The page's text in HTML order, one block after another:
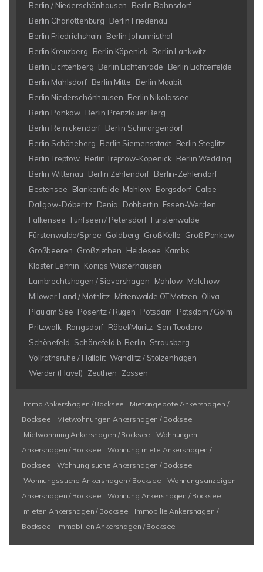
Berlin / Niederschönhausen
Berlin Bohnsdorf
Berlin Charlottenburg
Berlin Friedenau
Berlin Friedrichshain
Berlin Johannisthal
Berlin Kreuzberg
Berlin Köpenick Berlin Lankwitz
Berlin Lichtenberg Berlin Lichtenrade
Berlin Lichterfelde
Berlin Mahlsdorf Berlin Mitte
Berlin Moabit
Berlin Niederschönhausen Berlin Nikolassee
Berlin Pankow Berlin Prenzlauer Berg
Berlin Reinickendorf Berlin Schmargendorf
Berlin Schöneberg Berlin Siemensstadt Berlin Steglitz
Berlin Treptow Berlin Treptow-Köpenick Berlin Wedding
Berlin Wittenau
Berlin Zehlendorf Berlin-Zehlendorf
Bestensee
Blankenfelde-Mahlow Borgsdorf Calpe
Dallgow-Döberitz Denia Dobbertin Essen-Werden
Falkensee
Fünfseen / Petersdorf Fürstenwalde
Fürstenwalde/Spree Goldberg Groß Kelle Groß Pankow
Großbeeren Großziethen Heidesee Kambs
Kloster Lehnin
Königs Wusterhausen
Lambrechtshagen / Sievershagen
Mahlow Malchow
Milower Land / Möthlitz Mittenwalde OT Motzen Oliva
Plau am See Poseritz / Rügen Potsdam
Potsdam / Golm
Pritzwalk
Rangsdorf Röbel/Müritz San Teodoro
Schönefeld Schönefeld b. Berlin Strausberg
Vollrathsruhe / Hallalit Wandlitz / Stolzenhagen
Werder (Havel)
Zeuthen Zossen
Immo Ankershagen / Bocksee
Mietangebote Ankershagen /
Bocksee
Mietwohnungen Ankershagen / Bocksee
Mietwohnung Ankershagen / Bocksee
Wohnungen
Ankershagen / Bocksee
Wohnung miete Ankershagen /
Bocksee
Wohnung suche Ankershagen / Bocksee
Wohnungssuche Ankershagen / Bocksee
Wohnungsanzeigen
Ankershagen / Bocksee
Wohnung Ankershagen / Bocksee
mieten Ankershagen / Bocksee
Immobilie Ankershagen /
Bocksee
Immobilien Ankershagen / Bocksee